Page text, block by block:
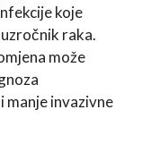
koje
raka.
može
manje invazivne